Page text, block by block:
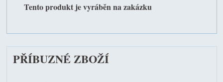
Tento produkt je vyráběn na zakázku
PŘÍBUZNÉ ZBOŽÍ